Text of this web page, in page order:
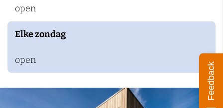
open
Elke zondag
open
Feedback